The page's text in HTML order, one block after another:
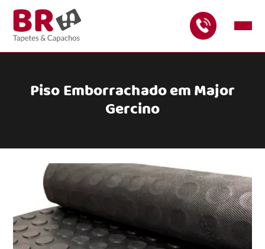
Piso Emborrachado em Major
Gercino